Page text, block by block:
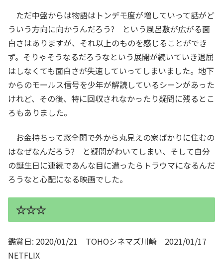
ただ中盤からは物語はトンデモ度が増していって話がど
ういう方向に向かうんだろう? という風呂敷が広がる面
白さはありますが、それ以上のものを感じることができ
ず。そりゃそうなるだろうなという展開が続いていき退屈
はしなくても面白さが失速していってしまいました。地下
からのモールス信号を少年が解読しているシーンがあった
けれど、その後、特に回収されなかったり疑問に残るとこ
ろもありました。
お金持ちって窓全開で外から丸見えの家ばかりに住むの
はなぜなんだろう? と疑問がわいてしまい、そして自分
の誕生日に連続であんな目に遭ったらトラウマになるんだ
ろうなと心配になる映画でした。
☆☆☆
鑑賞日: 2020/01/21 TOHOシネマズ川崎 2021/01/17
NETFLIX